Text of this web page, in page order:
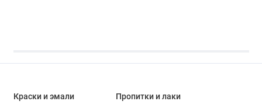
Краски и эмали Пропитки и лаки